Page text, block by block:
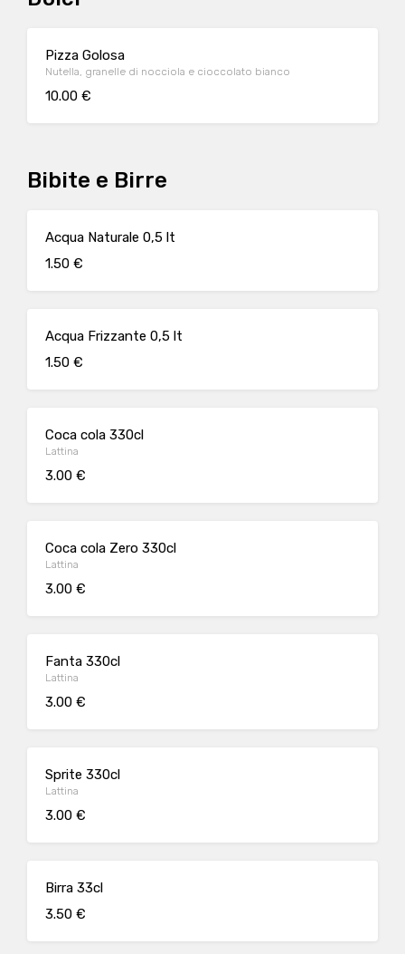
Pizza Golosa
Nutella, granelle di nocciola e cioccolato bianco
10.00 €
Bibite e Birre
Acqua Naturale 0,5 lt
1.50 €
Acqua Frizzante 0,5 lt
1.50 €
Coca cola 330cl
Lattina
3.00 €
Coca cola Zero 330cl
Lattina
3.00 €
Fanta 330cl
Lattina
3.00 €
Sprite 330cl
Lattina
3.00 €
Birra 33cl
3.50 €